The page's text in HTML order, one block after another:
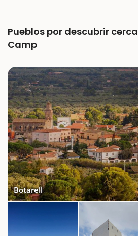
Pueblos por descubrir
Camp
Botarell